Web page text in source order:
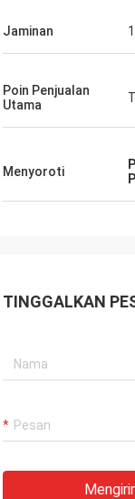
Jaminan
Poin Penjualan
Utama
Menyoroti
TINGGALKAN